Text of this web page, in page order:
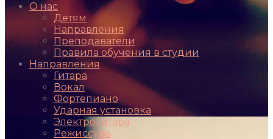
О нас
Детям
Направления
Преподаватели
Правила обучения в студии
Направления
Гитара
Вокал
Фортепиано
Ударная установка
Электрогитара
Режиссура